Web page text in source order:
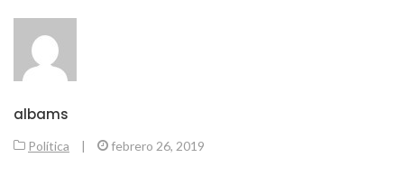
albams
Política | febrero 26, 2019